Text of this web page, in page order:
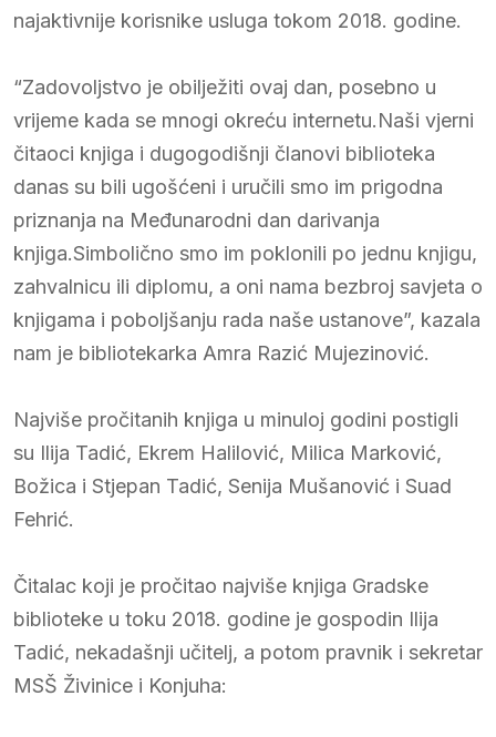
najaktivnije korisnike usluga tokom 2018. godine.
“Zadovoljstvo je obilježiti ovaj dan, posebno u
vrijeme kada se mnogi okreću internetu.Naši vjerni
čitaoci knjiga i dugogodišnji članovi biblioteka
danas su bili ugošćeni i uručili smo im prigodna
priznanja na Međunarodni dan darivanja
knjiga.Simbolično smo im poklonili po jednu knjigu,
zahvalnicu ili diplomu, a oni nama bezbroj savjeta o
knjigama i poboljšanju rada naše ustanove”, kazala
nam je bibliotekarka Amra Razić Mujezinović.
Najviše pročitanih knjiga u minuloj godini postigli
su Ilija Tadić, Ekrem Halilović, Milica Marković,
Božica i Stjepan Tadić, Senija Mušanović i Suad
Fehrić.
Čitalac koji je pročitao najviše knjiga Gradske
biblioteke u toku 2018. godine je gospodin Ilija
Tadić, nekadašnji učitelj, a potom pravnik i sekretar
MSŠ Živinice i Konjuha: